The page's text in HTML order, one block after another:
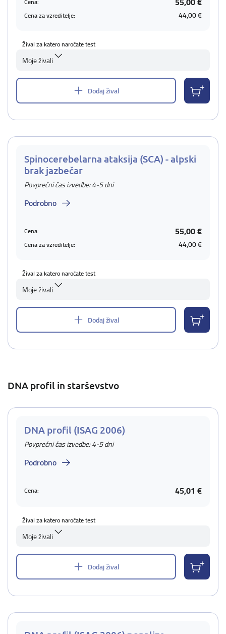
Cena za vzreditelje: 44,00 €
Žival za katero naročate test
Moje živali
Dodaj žival
Spinocerebelarna ataksija (SCA) - alpski
brak jazbečar
Povprečni čas izvedbe: 4-5 dni
Podrobno
Cena: 55,00 €
Cena za vzreditelje: 44,00 €
Žival za katero naročate test
Moje živali
Dodaj žival
DNA profil in starševstvo
DNA profil (ISAG 2006)
Povprečni čas izvedbe: 4-5 dni
Podrobno
Cena: 45,01 €
Žival za katero naročate test
Moje živali
Dodaj žival